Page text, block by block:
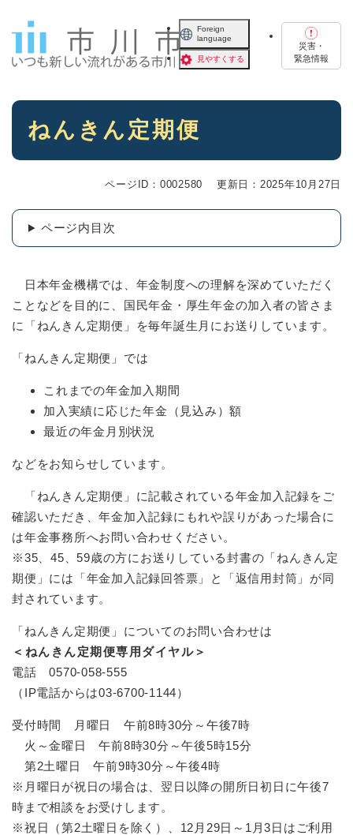
Foreign
language
見やすくする
災害・
緊急情報
本
ねんきん定期便
ページID：0002580 更新日：2025年10月27日
ページ内目次
日本年金機構では、年金制度への理解を深めていただく
ことなどを目的に、国民年金・厚生年金の加入者の皆さま
に「ねんきん定期便」を毎年誕生月にお送りしています。
「ねんきん定期便」では
これまでの年金加入期間
加入実績に応じた年金（見込み）額
最近の年金月別状況
などをお知らせしています。
「ねんきん定期便」に記載されている年金加入記録をご
確認いただき、年金加入記録にもれや誤りがあった場合に
は年金事務所へお問い合わせください。
※35、45、59歳の方にお送りしている封書の「ねんきん定
期便」には「年金加入記録回答票」と「返信用封筒」が同
封されています。
「ねんきん定期便」についてのお問い合わせは
＜ねんきん定期便専用ダイヤル＞
電話 0570-058-555
（IP電話からは03-6700-1144）
受付時間 月曜日 午前8時30分～午後7時
火～金曜日 午前8時30分～午後5時15分
第2土曜日 午前9時30分～午後4時
※月曜日が祝日の場合は、翌日以降の開所日初日に午後7
時まで相談をお受けします。
※祝日（第2土曜日を除く）、12月29日～1月3日はご利用